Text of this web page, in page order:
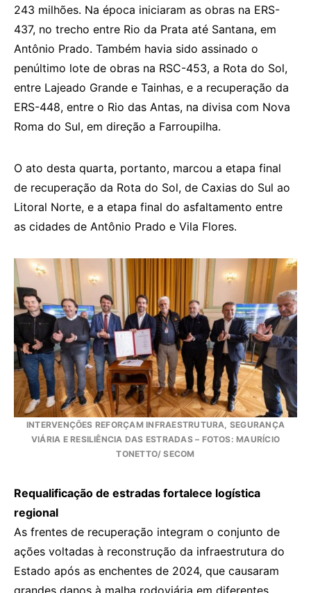
243 milhões. Na época iniciaram as obras na ERS-
437, no trecho entre Rio da Prata até Santana, em
Antônio Prado. Também havia sido assinado o
penúltimo lote de obras na RSC-453, a Rota do Sol,
entre Lajeado Grande e Tainhas, e a recuperação da
ERS-448, entre o Rio das Antas, na divisa com Nova
Roma do Sul, em direção a Farroupilha.
O ato desta quarta, portanto, marcou a etapa final
de recuperação da Rota do Sol, de Caxias do Sul ao
Litoral Norte, e a etapa final do asfaltamento entre
as cidades de Antônio Prado e Vila Flores.
INTERVENÇÕES REFORÇAM INFRAESTRUTURA, SEGURANÇA
VIÁRIA E RESILIÊNCIA DAS ESTRADAS – FOTOS: MAURÍCIO
TONETTO/ SECOM
Requalificação de estradas fortalece logística
regional
As frentes de recuperação integram o conjunto de
ações voltadas à reconstrução da infraestrutura do
Estado após as enchentes de 2024, que causaram